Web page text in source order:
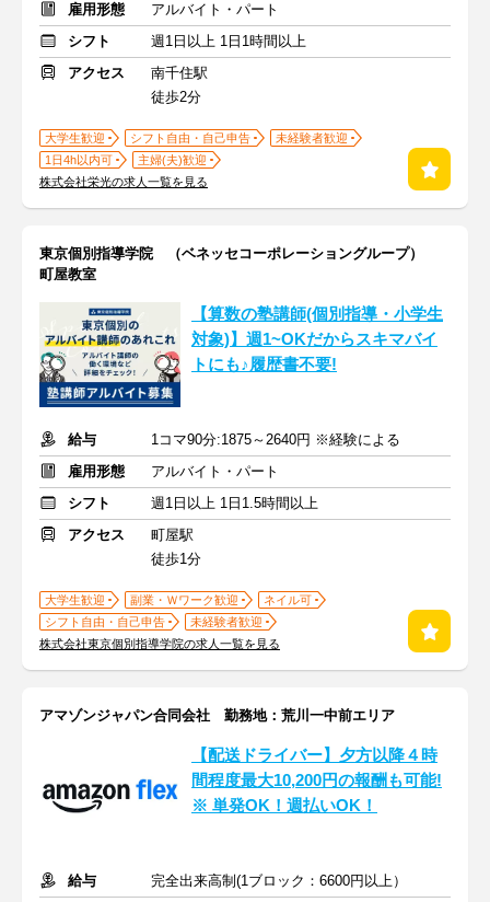
雇用形態
アルバイト・パート
シフト
週1日以上 1日1時間以上
アクセス
南千住駅
徒歩2分
大学生歓迎 シフト自由・自己申告
未経験者歓迎
1日4h以内可
主婦(夫)歓迎
株式会社栄光の求人一覧を見る
東京個別指導学院 （ベネッセコーポレーショングループ）
町屋教室
【算数の塾講師(個別指導・小学生
対象)】週1~OKだからスキマバイ
トにも♪履歴書不要!
給与
1コマ90分:1875～2640円 ※経験による
雇用形態
アルバイト・パート
シフト
週1日以上 1日1.5時間以上
アクセス
町屋駅
徒歩1分
大学生歓迎 副業・Ｗワーク歓迎
ネイル可
シフト自由・自己申告
未経験者歓迎
株式会社東京個別指導学院の求人一覧を見る
アマゾンジャパン合同会社 勤務地：荒川一中前エリア
【配送ドライバー】夕方以降４時
間程度最大10,200円の報酬も可能!
※ 単発OK！週払いOK！
給与 完全出来高制(1ブロック：6600円以上）